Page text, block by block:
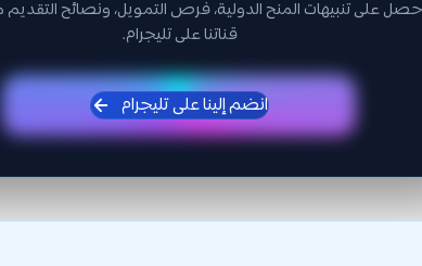
على تنبيهات المنح الدولية، فرص التمويل، ونصائح التقديم
قناتنا على تليجرام.
انضم إلينا على تليجرام